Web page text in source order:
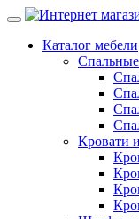
Каталог мебели
Кровати